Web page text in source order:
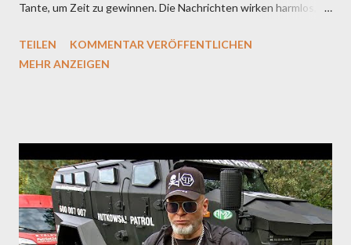
Tante, um Zeit zu gewinnen. Die Nachrichten wirken harmlos,
#truecrime #spiegeltv ___________ True-Crime-Kanalmitglied
TEILEN
KOMMENTAR VERÖFFENTLICHEN
MEHR ANZEIGEN